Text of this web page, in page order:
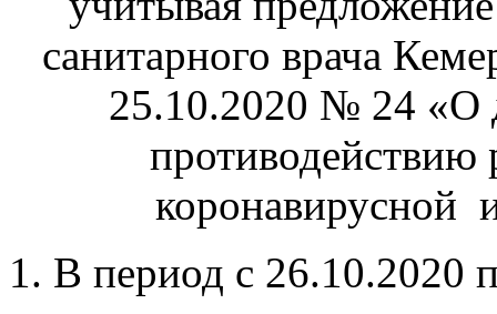
санитарного врача
25.10.2020 № 24 «О
противодействию
коронавирусной
1. В период с